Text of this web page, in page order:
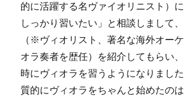
的に活躍する名ヴァイオリニスト）
しっかり習いたい」と相談しまして
（※ヴィオリスト、著名な海外オー
オラ奏者を歴任）を紹介してもらい
時にヴィオラを習うようになりまし
質的にヴィオラをちゃんと始めたの